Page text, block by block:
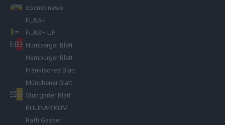
cozmo news
FLASH
FLASH UP
Nürnberger Blatt
Hamburger Blatt
Fränkisches Blatt
Münchener Blatt
Stuttgarter Blatt
KULINARIKUM.
Raffi Gasser